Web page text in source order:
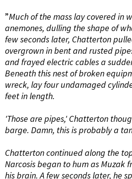
”Much of the mass lay covered in
anemones, dulling the shape of
few seconds later, Chatterton
overgrown in bent and rusted
and frayed electric cables a
Beneath this nest of broken
wreck, lay four undamaged
feet in length.
'Those are pipes,' Chatterton
barge. Damn, this is probably a
Chatterton continued along the
Narcosis began to hum as Muzak
his brain. A few seconds later, he